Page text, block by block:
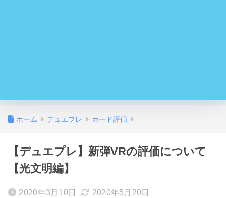
ホーム デュエプレ カード評価
【デュエプレ】新弾VRの評価について
【光文明編】
2020年3月10日 2020年5月20日